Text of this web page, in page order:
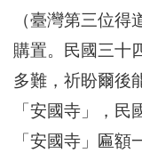
（臺灣第三位
購置。民國三十
多難，祈盼爾後
「安國寺」，
「安國寺」匾